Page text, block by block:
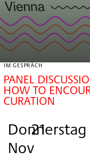
IM GESPRÄCH
PANEL
HOW TO
CURATION
Donnerstag
, 21
.
Nov
.